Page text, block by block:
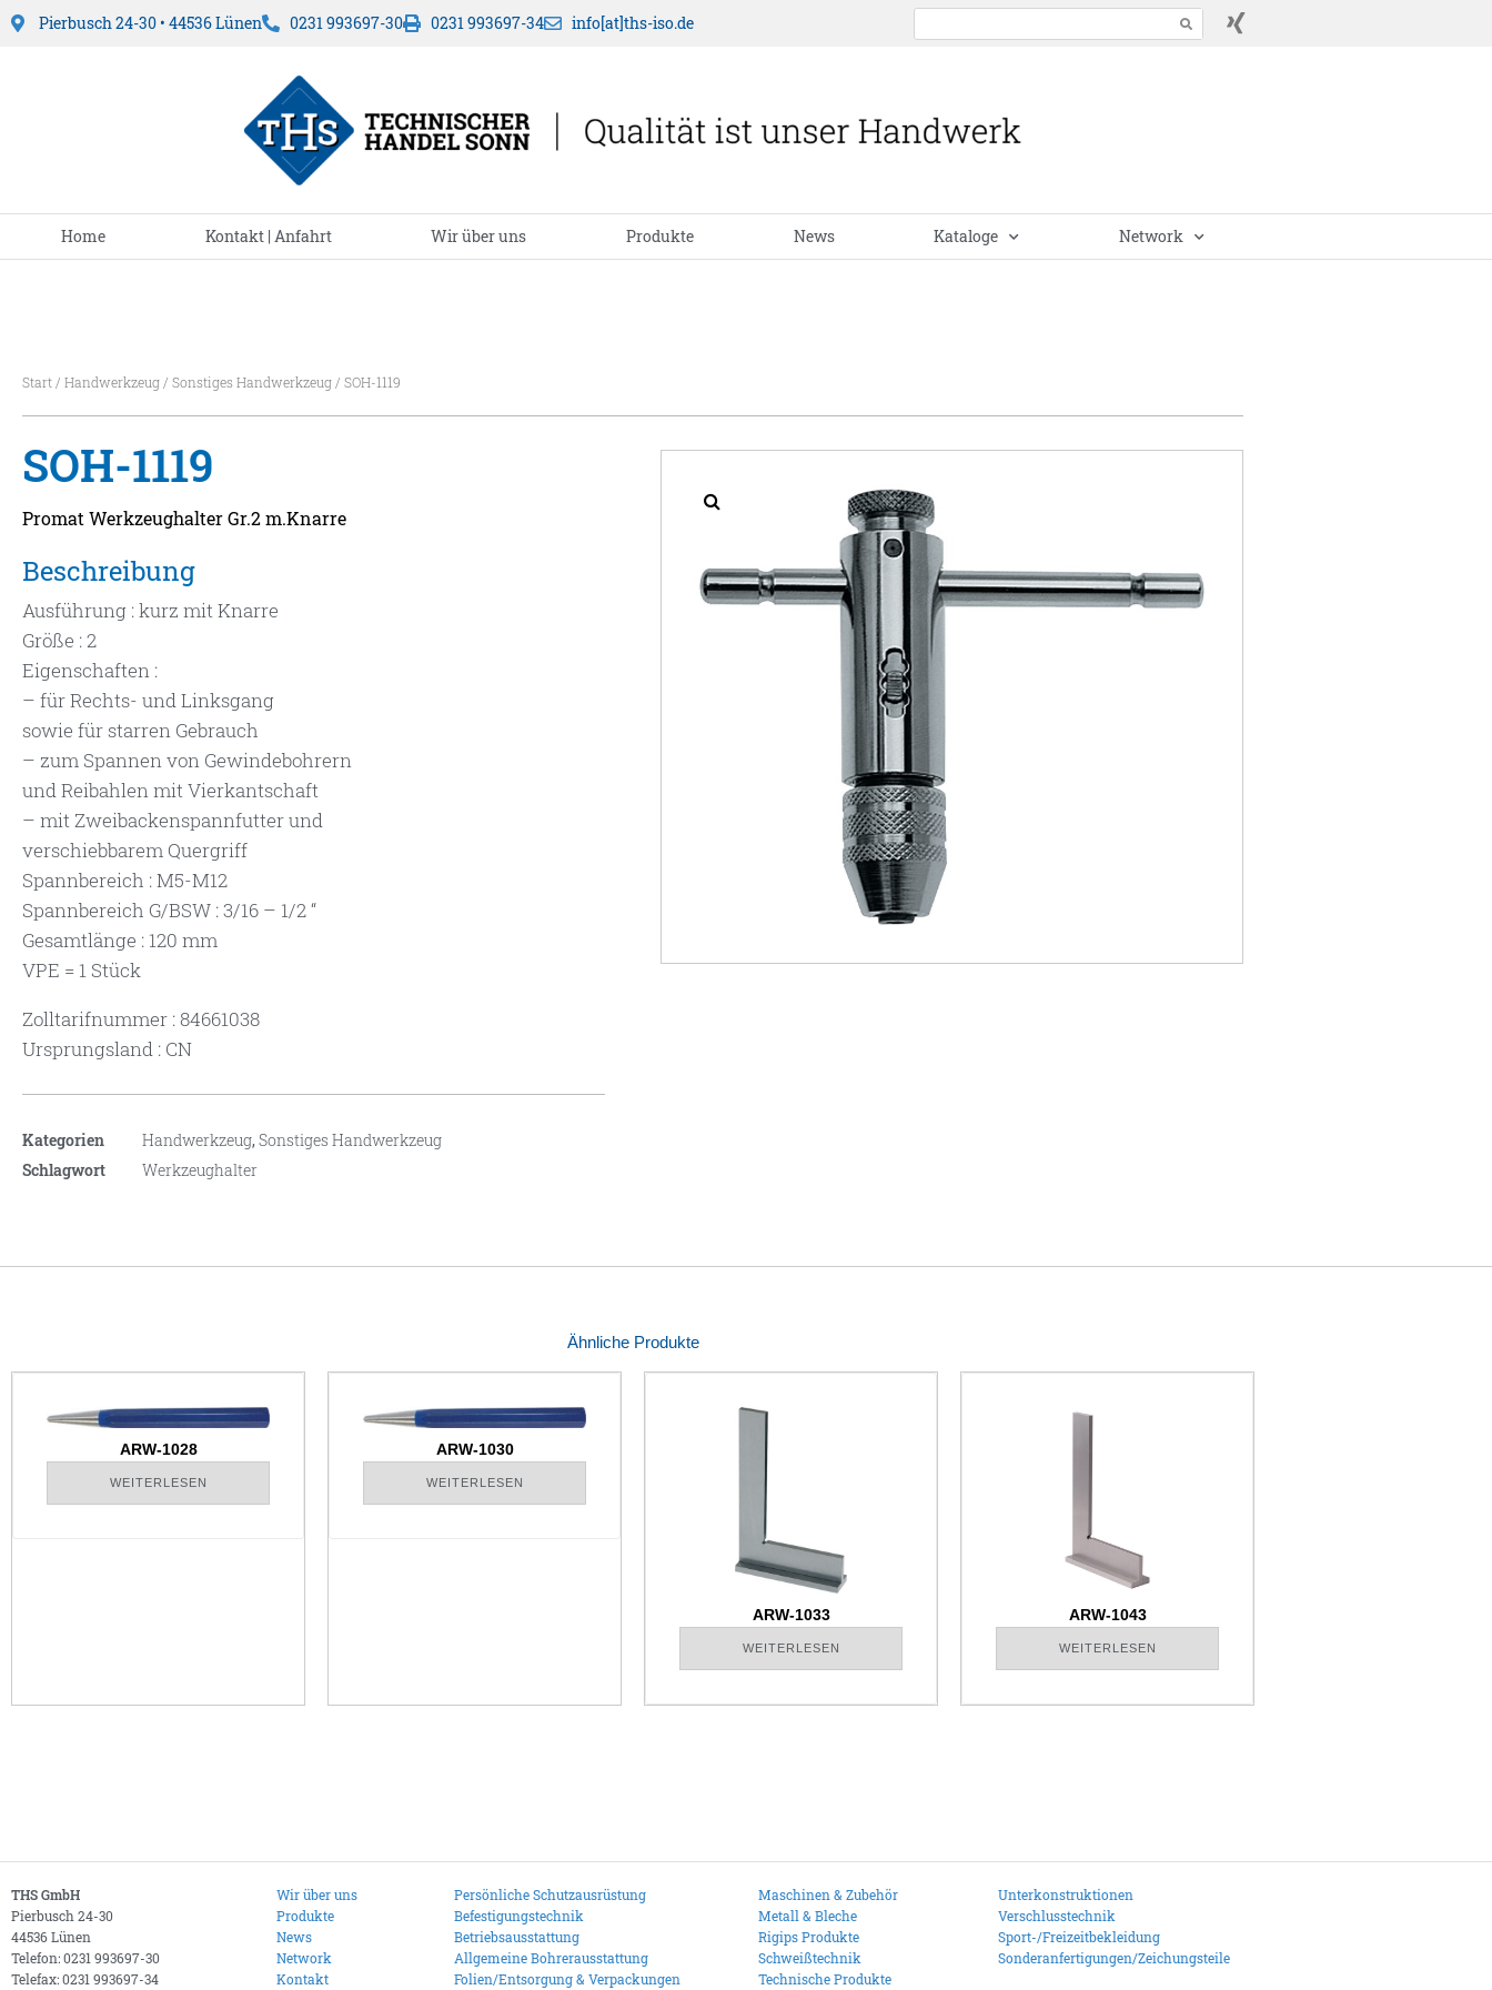
Pierbusch 24-30 • 44536 Lünen 0231 993697-30 0231 993697-34 info[at]ths-iso.de
Home Kontakt | Anfahrt Wir über uns Produkte News Kataloge Network
Start / Handwerkzeug / Sonstiges Handwerkzeug / SOH-1119
SOH-1119
Promat Werkzeughalter Gr.2 m.Knarre
Beschreibung
Ausführung : kurz mit Knarre
Größe : 2
Eigenschaften :
– für Rechts- und Linksgang
sowie für starren Gebrauch
– zum Spannen von Gewindebohrern
und Reibahlen mit Vierkantschaft
– mit Zweibackenspannfutter und
verschiebbarem Quergriff
Spannbereich : M5-M12
Spannbereich G/BSW : 3/16 – 1/2 “
Gesamtlänge : 120 mm
VPE = 1 Stück
Zolltarifnummer : 84661038
Ursprungsland : CN
Kategorien Handwerkzeug,Sonstiges Handwerkzeug
Schlagwort
Werkzeughalter
Ähnliche Produkte
ARW-1028
WEITERLESEN
ARW-1030
WEITERLESEN
ARW-1033
WEITERLESEN
ARW-1043
WEITERLESEN
THS GmbH
Pierbusch 24-30
44536 Lünen
Telefon: 0231 993697-30
Telefax: 0231 993697-34
Wir über uns
Produkte
News
Network
Kontakt
Persönliche Schutzausrüstung
Befestigungstechnik
Betriebsausstattung
Allgemeine Bohrerausstattung
Folien/Entsorgung & Verpackungen
Maschinen & Zubehör
Metall & Bleche
Rigips Produkte
Schweißtechnik
Technische Produkte
Unterkonstruktionen
Verschlusstechnik
Sport-/Freizeitbekleidung
Sonderanfertigungen/Zeichungsteile